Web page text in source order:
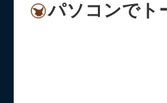
パソコンでト